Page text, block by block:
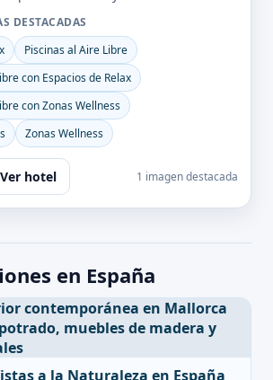
DESTACADAS
Piscinas al Aire Libre
con Espacios de Relax
con Zonas Wellness
Zonas Wellness
Ver hotel 1 imagen destacada
en España
a la Naturaleza en España